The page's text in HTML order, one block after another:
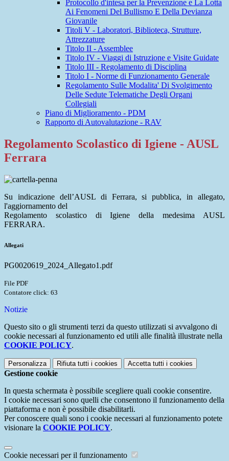
Protocollo d'intesa per la Prevenzione e La Lotta
Ai Fenomeni Del Bullismo E Della Devianza
Giovanile
Titoli V - Laboratori, Biblioteca, Strutture,
Attrezzature
Titolo II - Assemblee
Titolo IV - Viaggi di Istruzione e Visite Guidate
Titolo III - Regolamento di Disciplina
Titolo I - Norme di Funzionamento Generale
Regolamento Sulle Modalita' Di Svolgimento
Delle Sedute Telematiche Degli Organi
Collegiali
Piano di Miglioramento - PDM
Rapporto di Autovalutazione - RAV
Regolamento Scolastico di Igiene - AUSL
Ferrara
Su indicazione dell’AUSL di Ferrara, si pubblica, in allegato,
l'aggiornamento del
Regolamento scolastico di Igiene della medesima AUSL
FERRARA.
Allegati
PG0020619_2024_Allegato1.pdf
File PDF
Contatore click: 63
Notizie
Questo sito o gli strumenti terzi da questo utilizzati si avvalgono di
cookie necessari al funzionamento ed utili alle finalità illustrate nella
COOKIE POLICY.
Personalizza Rifiuta tutti i cookies Accetta tutti i cookies
Gestione cookie
In questa schermata è possibile scegliere quali cookie consentire.
I cookie necessari sono quelli che consentono il funzionamento della
piattaforma e non è possibile disabilitarli.
Per conoscere quali sono i cookie necessari al funzionamento potete
visionare la COOKIE POLICY.
Cookie necessari per il funzionamento